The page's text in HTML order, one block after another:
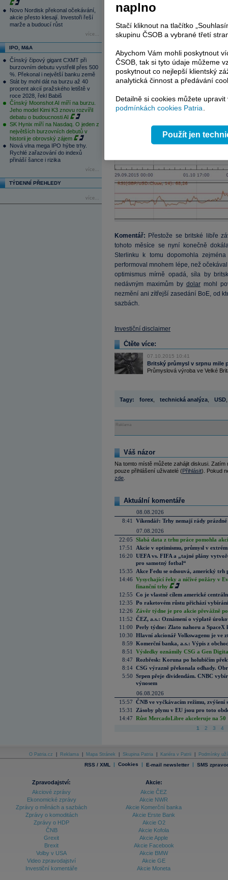
Novo Nordisk překonal očekávání,
akcie přesto klesají. Investoři řeší
marže a budoucí růst
více...
IPO, M&A
Čínský čipový gigant CXMT při
burzovním debutu vystřelil přes 500
%. Překonal i největší banku země
Stát by mohl dát na burzu až 40
procent akcií pražského letiště v
roce 2028, řekl Babiš
Čínský Moonshot AI míří na burzu.
Jeho model Kimi K3 znovu rozvířil
debatu o budoucnosti AI
SK Hynix míří na Nasdaq. O jeden z
největších burzovních debutů v
historii je obrovský zájem
Nová vlna mega IPO hýbe trhy.
Rychlé zařazování do indexů
přináší šance i rizika
více...
TÝDENNÍ PŘEHLEDY
více...
Komentář: Přestože se britské libře
tohoto měsíce se nyní konečně
Sterlinku k tomu dopomohla
performoval mnohem lépe, než
optimismus mírně opadá, síla by
nedávným maximům by dolarmohl
nezmění ani zítřejší zasedání BoE, od
sazbách.
Investiční disclaimer
Čtěte více:
07.10.2015 10:41
Britský průmysl v srpnu mile
Průmyslová výroba ve Velké
Tagy: forex technická analýza USD
Reklama
Váš názor
Na tomto místě můžete zahájit diskusi.
pouze přihlášení uživatelé (Přihlásit). Pokud
zde
Aktuální komentáře
08.08.2026
8:41
Víkendář: Trhy nemají rády prázdné
07.08.2026
22:05 Slabá data z trhu práce pomohla
17:51
Akcie v optimismu, průmysl v
16:20 UEFA vs. FIFA a „tajné plány
pro samotný fotbal“
15:35
Akce Fedu se odsouvá, americký
14:46 Vysychající řeky a ničivé požáry v
finanční trhy
12:55 Co je vlastně cílem americké
12:35 Po raketovém růstu přichází
12:26
Závěr týdne je pro akcie převážně
11:52 ČEZ, a.s.: Oznámení o výplatě
11:00 Perly týdne: Zlato nahoru a SpaceX
10:30 Hlavní akcionář Volkswagenu je ve
8:59 Komerční banka, a.s.: Výpis z
8:51
Výsledky oznámily CSG a Gen
8:47 Rozbřesk: Koruna po holubičím
8:14 CSG výrazně překonala odhady.
5:50 Srpen přeje dividendám. CNBC
výnosem
06.08.2026
15:57 ČNB ve vyčkávacím režimu, zvýšení
15:31
Zásoby plynu v EU jsou pro toto
14:47 Růst MercadoLibre akceleruje na
1 2 3 4
O Patria.cz Reklama Mapa Stránek Skupina Patria Kariéra v Patrii Podmínky
RSS / XML | Cookies | E-mail newsletter | SMS
Zpravodajství:
Akciové zprávy
Ekonomické zprávy
Zprávy o měnách a sazbách
Zprávy o komoditách
Zprávy o HDP
ČNB
Grexit
Brexit
Volby v USA
Video zpravodajství
Investiční komentáře
Akcie:
Akcie ČEZ
Akcie NWR
Akcie Komerční banka
Akcie Erste Bank
Akcie O2
Akcie Kofola
Akcie Apple
Akcie Facebook
Akcie BMW
Akcie GE
Akcie Moneta
naplno
Stačí kliknout na tlačítko
skupinu ČSOB a vybrané třetí
Abychom Vám mohli poskytnout
ČSOB, tak si tyto údaje můžeme
poskytnout co nejlepší klientský
analytická činnost a předávání
Detailně si cookies můžete
podmínkách cookies Patria.
Použít jen